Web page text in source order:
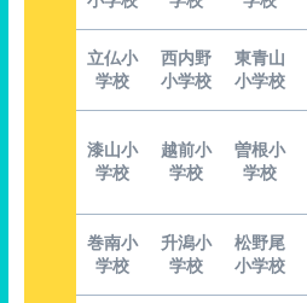
立仏小
学校
西内野
小学校
東青山
小学校
漆山小
学校
越前小
学校
曽根小
学校
巻南小
学校
升潟小
学校
松野尾
小学校